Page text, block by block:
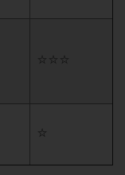
⭐⭐⭐
⭐